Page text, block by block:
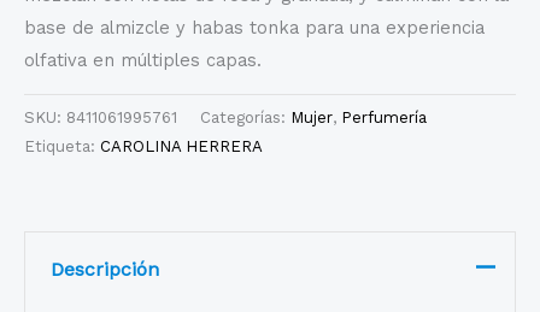
base de almizcle y habas tonka para una experiencia
olfativa en múltiples capas.
SKU: 8411061995761 Categorías: Mujer, Perfumería
Etiqueta: CAROLINA HERRERA
Descripción